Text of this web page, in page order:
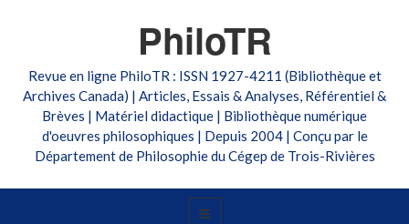
PhiloTR
Revue en ligne PhiloTR : ISSN 1927-4211 (Bibliothèque et
Archives Canada) | Articles, Essais & Analyses, Référentiel &
Brèves | Matériel didactique | Bibliothèque numérique
d'oeuvres philosophiques | Depuis 2004 | Conçu par le
Département de Philosophie du Cégep de Trois-Rivières